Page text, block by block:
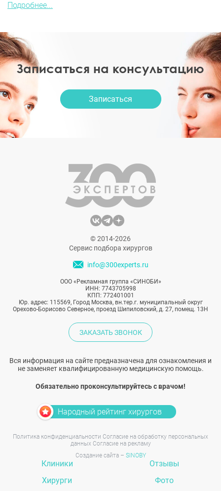
Подробнее...
Записаться на консультацию
Записаться
© 2014-2026
Сервис подбора хирургов
info@300experts.ru
ООО «Рекламная группа «СИНОБИ»
ИНН: 7743705998
КПП: 772401001
Юр. адрес: 115569, Город Москва, вн.тер.г. муниципальный округ
Орехово-Борисово Северное, проезд Шипиловский, д. 27, помещ. 13Н
ЗАКАЗАТЬ ЗВОНОК
Вся информация на сайте предназначена для ознакомления и
не заменяет квалифицированную медицинскую помощь.
Обязательно проконсультируйтесь с врачом!
Народный рейтинг хирургов
Политика конфиденциальности Согласие на обработку персональных
данных Согласие на рекламу
Создание сайта – SINOBY
Клиники
Хирурги
Отзывы
Фото